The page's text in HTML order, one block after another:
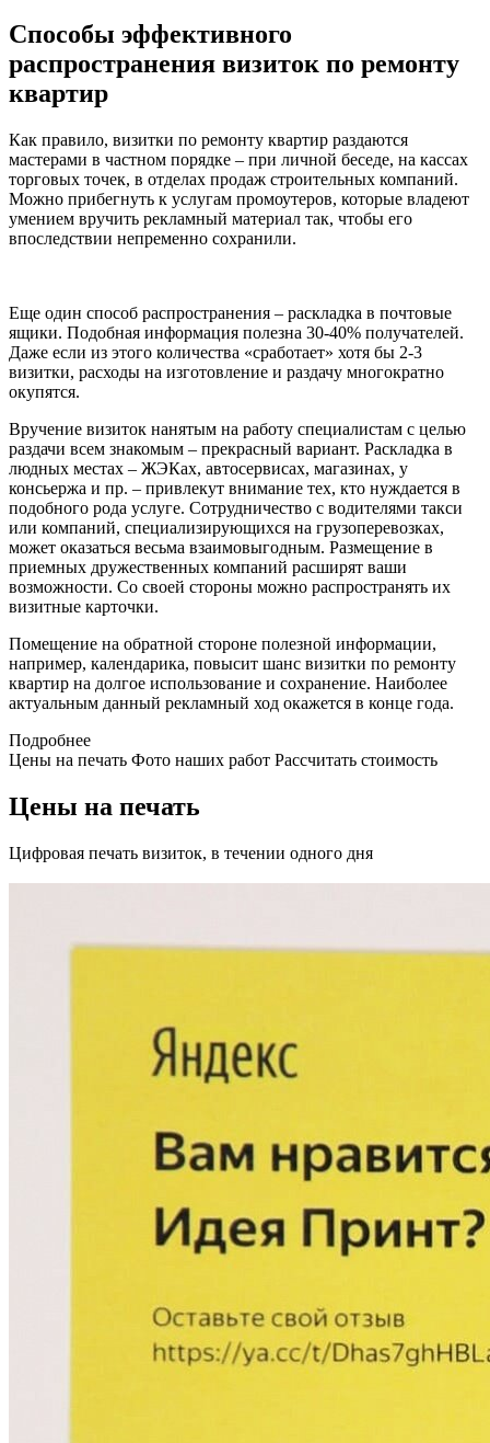
Способы эффективного
распространения визиток по ремонту
квартир
Как правило, визитки по ремонту квартир раздаются
мастерами в частном порядке – при личной беседе, на кассах
торговых точек, в отделах продаж строительных компаний.
Можно прибегнуть к услугам промоутеров, которые владеют
умением вручить рекламный материал так, чтобы его
впоследствии непременно сохранили.
Еще один способ распространения – раскладка в почтовые
ящики. Подобная информация полезна 30-40% получателей.
Даже если из этого количества «сработает» хотя бы 2-3
визитки, расходы на изготовление и раздачу многократно
окупятся.
Вручение визиток нанятым на работу специалистам с целью
раздачи всем знакомым – прекрасный вариант. Раскладка в
людных местах – ЖЭКах, автосервисах, магазинах, у
консьержа и пр. – привлекут внимание тех, кто нуждается в
подобного рода услуге. Сотрудничество с водителями такси
или компаний, специализирующихся на грузоперевозках,
может оказаться весьма взаимовыгодным. Размещение в
приемных дружественных компаний расширят ваши
возможности. Со своей стороны можно распространять их
визитные карточки.
Помещение на обратной стороне полезной информации,
например, календарика, повысит шанс визитки по ремонту
квартир на долгое использование и сохранение. Наиболее
актуальным данный рекламный ход окажется в конце года.
Подробнее
Цены на печать Фото наших работ Рассчитать стоимость
Цены на печать
Цифровая печать визиток, в течении одного дня